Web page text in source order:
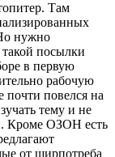
Там
нужно
такой посылки
в первую
рабочую
почти повелся на
тему и не
. Кроме ОЗОН есть
от ширпотреба